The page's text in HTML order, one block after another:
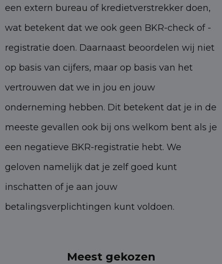
een extern bureau of kredietverstrekker doen,
wat betekent dat we ook geen BKR-check of -
registratie doen. Daarnaast beoordelen wij niet
op basis van cijfers, maar op basis van het
vertrouwen dat we in jou en jouw
onderneming hebben. Dit betekent dat je in de
meeste gevallen ook bij ons welkom bent als je
een negatieve BKR-registratie hebt. We
geloven namelijk dat je zelf goed kunt
inschatten of je aan jouw
betalingsverplichtingen kunt voldoen.
Meest gekozen